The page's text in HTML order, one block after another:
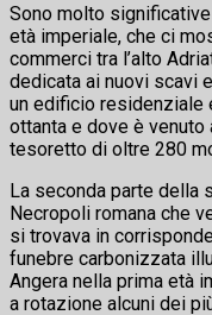
Sono molto
età imperiale, che ci
commerci tra l’alto
dedicata ai nuovi scavi
un edificio residenziale
ottanta e dove è venuto
tesoretto di oltre 280
La seconda parte della
Necropoli romana che
si trovava in
funebre carbonizzata
Angera nella prima età
a rotazione alcuni dei